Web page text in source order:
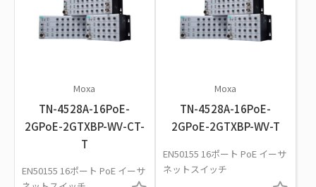
Moxa
TN-4528A-16PoE-
2GPoE-2GTXBP-WV-CT-
T
EN50155 16ポート PoE イーサ
Moxa
TN-4528A-16PoE-
2GPoE-2GTXBP-WV-T
EN50155 16ポート PoE イーサ
ネットスイッチ